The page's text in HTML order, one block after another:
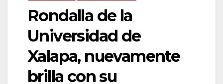
Rondalla de la
Universidad de
Xalapa, nuevamente
brilla con su